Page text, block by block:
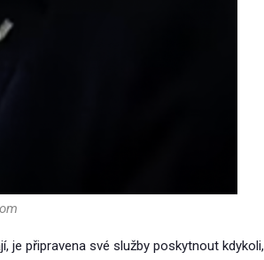
je připravena své služby poskytnout kdykoli,